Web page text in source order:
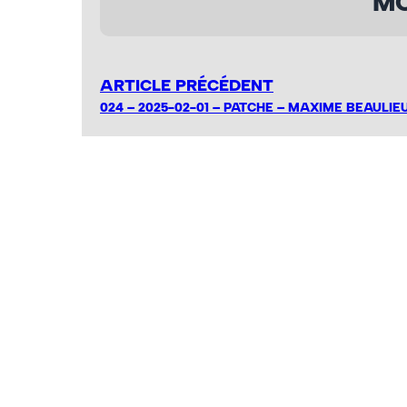
ARTICLE PRÉCÉDENT
024 – 2025-02-01 – PATCHE – MAXIME